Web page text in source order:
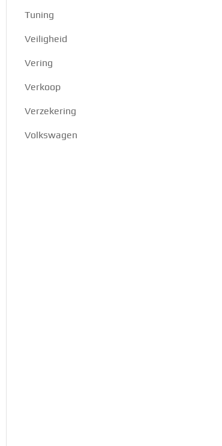
Tuning
Veiligheid
Vering
Verkoop
Verzekering
Volkswagen